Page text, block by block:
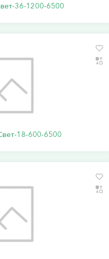
36-1200-6500
18-600-6500